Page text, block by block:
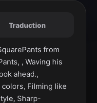
Traduction
from
, Waving his
ahead.,
Filming like
Sharp-